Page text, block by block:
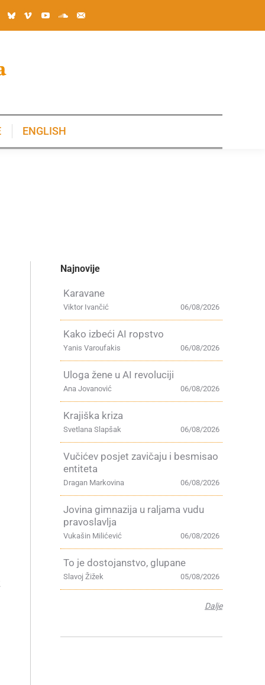
ENGLISH
Najnovije
Karavane
06/08/2026
Viktor Ivančić
Kako izbeći AI ropstvo
06/08/2026
Yanis Varoufakis
Uloga žene u AI revoluciji
06/08/2026
Ana Jovanović
Krajiška kriza
06/08/2026
Svetlana Slapšak
Vučićev posjet zavičaju i besmisao
entiteta
06/08/2026
Dragan Markovina
Jovina gimnazija u raljama vudu
pravoslavlja
06/08/2026
Vukašin Milićević
To je dostojanstvo, glupane
05/08/2026
Slavoj Žižek
Dalje
ENGLISH